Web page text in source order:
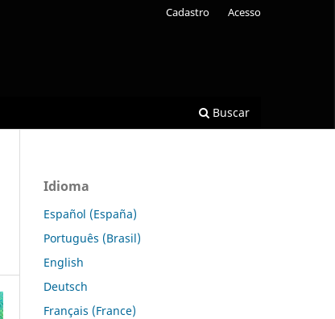
Buscar
Cadastro Acesso
Idioma
Español (España)
Português (Brasil)
English
Deutsch
Français (France)